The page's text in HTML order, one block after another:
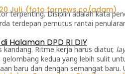
Halaman DPD RI DIY
terpenting. Disiplin adalah kata
terdepan pemutus rantai
Ritme kerja harus diatur,
kedua yang lebih sulit
baru dan dengan semangat